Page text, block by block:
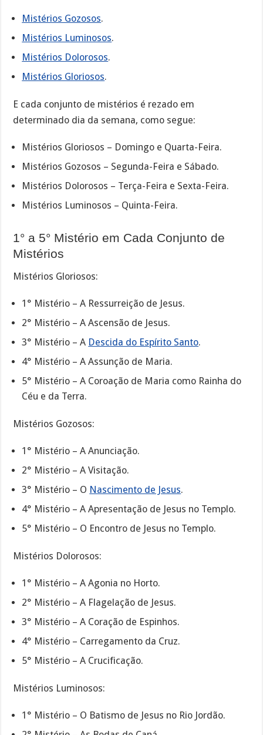
Mistérios Gozosos.
Mistérios Luminosos.
Mistérios Dolorosos.
Mistérios Gloriosos.
E cada conjunto de mistérios é rezado em
determinado dia da semana, como segue:
Mistérios Gloriosos – Domingo e Quarta-Feira.
Mistérios Gozosos – Segunda-Feira e Sábado.
Mistérios Dolorosos – Terça-Feira e Sexta-Feira.
Mistérios Luminosos – Quinta-Feira.
1° a 5° Mistério em Cada Conjunto de
Mistérios
Mistérios Gloriosos:
1° Mistério – A Ressurreição de Jesus.
2° Mistério – A Ascensão de Jesus.
3° Mistério – A Descida do Espírito Santo.
4° Mistério – A Assunção de Maria.
5° Mistério – A Coroação de Maria como Rainha do
Céu e da Terra.
Mistérios Gozosos:
1° Mistério – A Anunciação.
2° Mistério – A Visitação.
3° Mistério – O Nascimento de Jesus.
4° Mistério – A Apresentação de Jesus no Templo.
5° Mistério – O Encontro de Jesus no Templo.
Mistérios Dolorosos:
1° Mistério – A Agonia no Horto.
2° Mistério – A Flagelação de Jesus.
3° Mistério – A Coração de Espinhos.
4° Mistério – Carregamento da Cruz.
5° Mistério – A Crucificação.
Mistérios Luminosos:
1° Mistério – O Batismo de Jesus no Rio Jordão.